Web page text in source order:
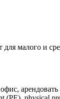
малого и
арендовать